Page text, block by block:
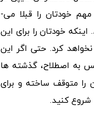
عنوان می ­شدید. یا اگر همه جزییات دیدار مهم خودتان را قبلا می­
خودتان را برای این
کرد. حتی اگر این
به اصطلاح، گذشته ­ها
را متوقف ساخته و برای
شروع کنید.